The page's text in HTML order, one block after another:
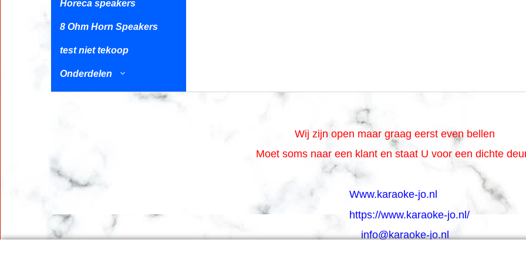
Horeca speakers
8 Ohm Horn Speakers
test niet tekoop
Onderdelen
Wij zijn open maar graag eerst even bellen
Moet soms naar een klant en staat U voor een dichte
Www.karaoke-jo.nl
https://www.karaoke-jo.nl/
info@karaoke-jo.nl